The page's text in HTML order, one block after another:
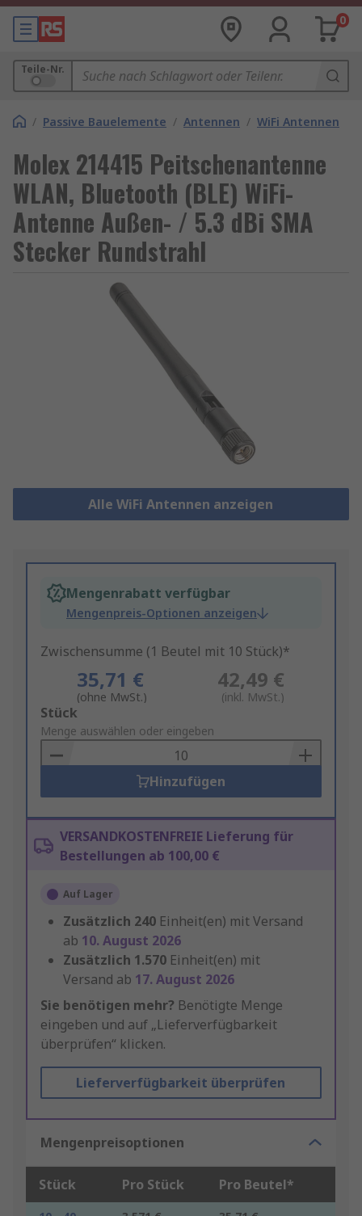
0
Teile-Nr.
/ Passive Bauelemente / Antennen / WiFi Antennen
Molex 214415 Peitschenantenne
WLAN, Bluetooth (BLE) WiFi-
Antenne Außen- / 5.3 dBi SMA
Stecker Rundstrahl
Alle WiFi Antennen anzeigen
Mengenrabatt verfügbar
Mengenpreis-Optionen anzeigen
Zwischensumme (1 Beutel mit 10 Stück)*
35,71 €
(ohne MwSt.)
42,49 €
(inkl. MwSt.)
Add
to
Basket
Stück
Menge auswählen oder eingeben
Hinzufügen
VERSANDKOSTENFREIE Lieferung für
Bestellungen ab 100,00 €
Auf Lager
Zusätzlich 240 Einheit(en) mit Versand
ab 10. August 2026
Zusätzlich 1.570 Einheit(en) mit
Versand ab 17. August 2026
Sie benötigen mehr? Benötigte Menge
eingeben und auf „Lieferverfügbarkeit
überprüfen“ klicken.
Lieferverfügbarkeit überprüfen
Mengenpreisoptionen
Stück Pro Stück Pro Beutel*